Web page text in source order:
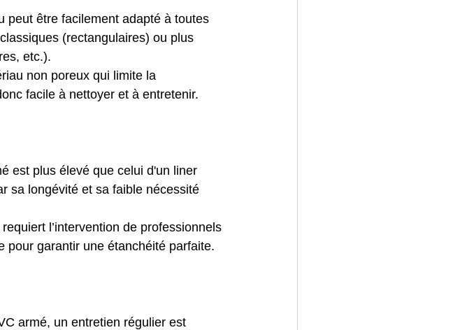
peut être facilement adapté à toutes
(rectangulaires) ou plus
etc.).
non poreux qui limite la
facile à nettoyer et à entretenir.
est plus élevé que celui d'un liner
sa longévité et sa faible nécessité
l’intervention de professionnels
pour garantir une étanchéité parfaite.
armé, un entretien régulier est